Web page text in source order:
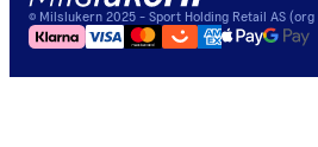
© Milslukern 2025 - Sport Holding Retail AS (org